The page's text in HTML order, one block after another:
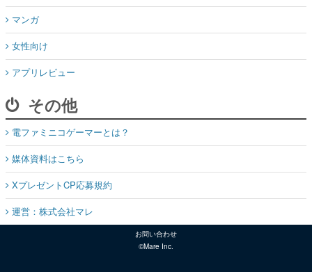
マンガ
女性向け
アプリレビュー
その他
電ファミニコゲーマーとは？
媒体資料はこちら
XプレゼントCP応募規約
運営：株式会社マレ
お問い合わせ
©Mare Inc.